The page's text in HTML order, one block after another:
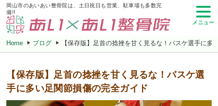
岡山市のあいあい整骨院は、土日祝日も営業、駐車場も多数完
備!!
メニュー
Home ブログ 【保存版】足首の捻挫を甘く見るな！バスケ選手に
【保存版】足首の捻挫を甘く見るな！バスケ選
手に多い足関節損傷の完全ガイド